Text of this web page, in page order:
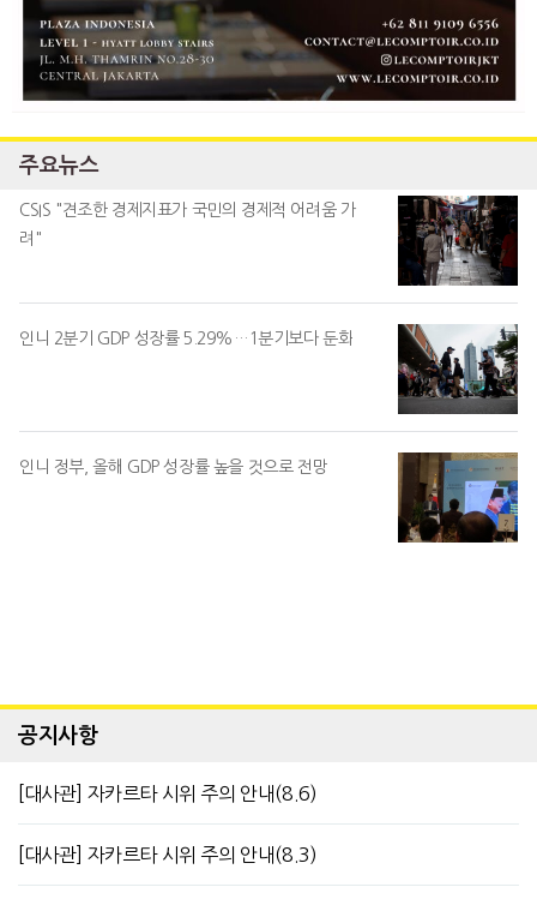
주요뉴스
CSIS "견조한 경제지표가 국민의 경제적 어려움 가
려"
인니 2분기 GDP 성장률 5.29%…1분기보다 둔화
인니 정부, 올해 GDP 성장률 높을 것으로 전망
공지사항
[대사관] 자카르타 시위 주의 안내(8.6)
[대사관] 자카르타 시위 주의 안내(8.3)